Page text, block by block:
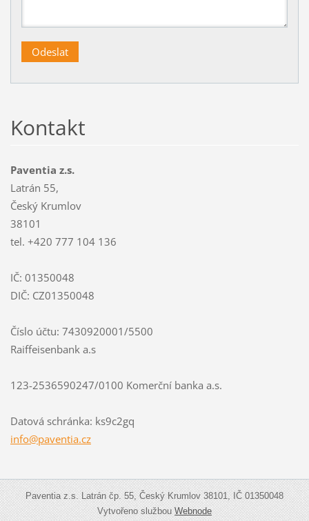
Kontakt
Paventia z.s.
Latrán 55,
Český Krumlov
38101
tel. +420 777 104 136
IČ: 01350048
DIČ: CZ01350048
Číslo účtu: 7430920001/5500
Raiffeisenbank a.s
123-2536590247/0100 Komerční banka a.s.
Datová schránka: ks9c2gq
info@paventia.cz
Paventia z.s. Latrán čp. 55, Český Krumlov 38101, IČ 01350048
Vytvořeno službouWebnode